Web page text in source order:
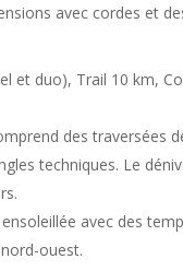
avec cordes et
et duo), Trail 10 km,
des traversées
techniques. Le
avec des
ouest.